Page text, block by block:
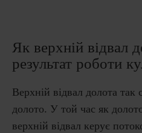
Як верхній відвал
результат роботи
Верхній відвал долота так
долото. У той час як
верхній відвал керує